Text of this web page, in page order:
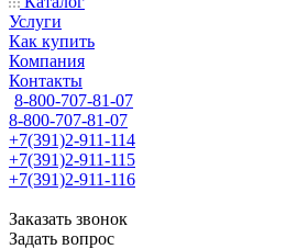
Услуги
Как купить
Компания
Контакты
8-800-707-81-07
8-800-707-81-07
+7(391)2-911-114
+7(391)2-911-115
+7(391)2-911-116
Заказать звонок
Задать вопрос